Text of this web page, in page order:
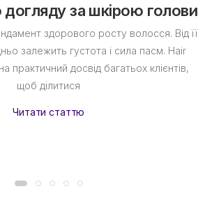
за шкірою голови
здорового росту волосся. Від її
залежить густота і сила пасм. Hair
практичний досвід багатьох клієнтів,
щоб ділитися
Читати статтю